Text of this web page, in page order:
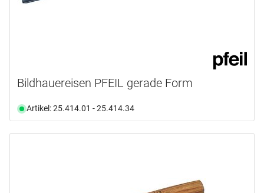
Bildhauereisen PFEIL gerade Form
Artikel: 25.414.01 - 25.414.34